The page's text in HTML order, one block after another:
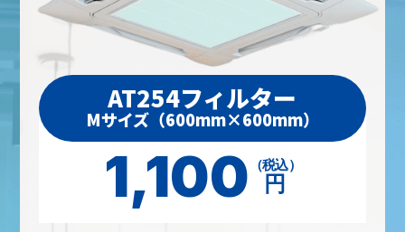
AT254フィルター
Mサイズ（600mm×600mm）
1,100 （税込）
円